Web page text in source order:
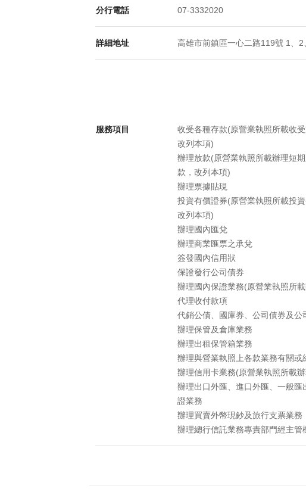
分行電話 07-3332020
詳細地址 高雄市前鎮區一心二路119號 1、2
服務項目
收受各種存款(原營業執照所載收
改列本項)
辦理放款(原營業執照所載辦理短
款，改列本項)
辦理票據貼現
投資有價證券(原營業執照所載投
改列本項)
辦理國內匯兌
辦理商業匯票之承兌
簽發國內信用狀
保證發行公司債券
辦理國內保證業務(原營業執照所
代理收付款項
代銷公債、國庫券、公司債券及公
辦理保管及倉庫業務
辦理出租保管箱業務
辦理與營業執照上各款業務有關
辦理信用卡業務(原營業執照所載
辦理出口外匯、進口外匯、一般
證業務
辦理買賣外幣現鈔及旅行支票業務
辦理總行信託業務專責部門經主管